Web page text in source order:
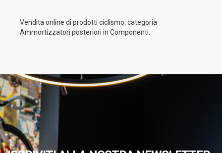
Vendita online di prodotti ciclismo: categoria
Ammortizzatori posteriori in Componenti.